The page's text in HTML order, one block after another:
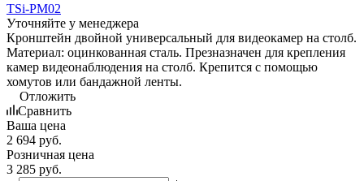
TSi-PM02
Уточняйте у менеджера
Кронштейн двойной универсальный для видеокамер на столб.
Материал: оцинкованная сталь. Презназначен для крепления
камер видеонаблюдения на столб. Крепится с помощью
хомутов или бандажной ленты.
Отложить
Сравнить
Ваша цена
2 694 руб.
Розничная цена
3 285 руб.